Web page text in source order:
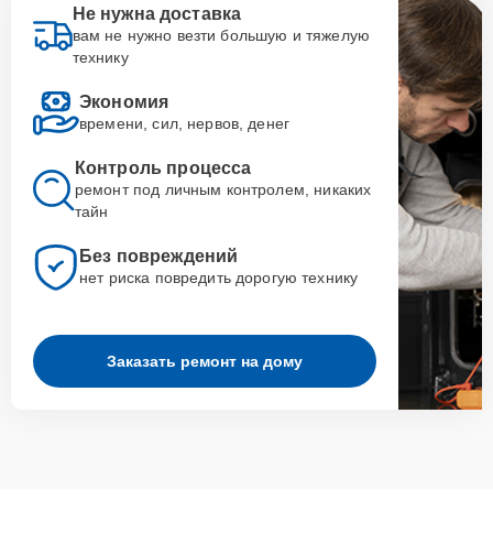
Не нужна доставка
вам не нужно везти большую и тяжелую
технику
Экономия
времени, сил, нервов, денег
Контроль процесса
ремонт под личным контролем, никаких
тайн
Без повреждений
нет риска повредить дорогую технику
Заказать ремонт на дому